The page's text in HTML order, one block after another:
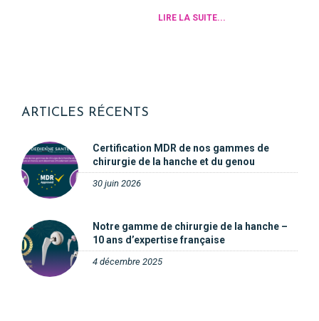
LIRE LA SUITE...
ARTICLES RÉCENTS
Certification MDR de nos gammes de
chirurgie de la hanche et du genou
30 juin 2026
Notre gamme de chirurgie de la hanche –
10 ans d’expertise française
4 décembre 2025